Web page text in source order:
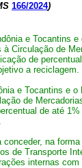
166/2024)
e Tocantins
Circulação de
de
a reciclagem.
e Tocantins e
de
de até
na
de Transporte
internas